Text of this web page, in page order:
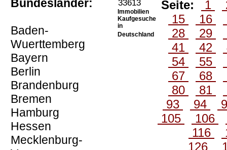
Bundesländer:
Baden-
Wuerttemberg
Bayern
Berlin
Brandenburg
Bremen
Hamburg
Hessen
Mecklenburg-
33613
Immobilien
Kaufgesuche
in
Deutschland
Seite: 1
15
16
28
29
41
42
54
55
67
68
80
81
93
94
105
106
116
126